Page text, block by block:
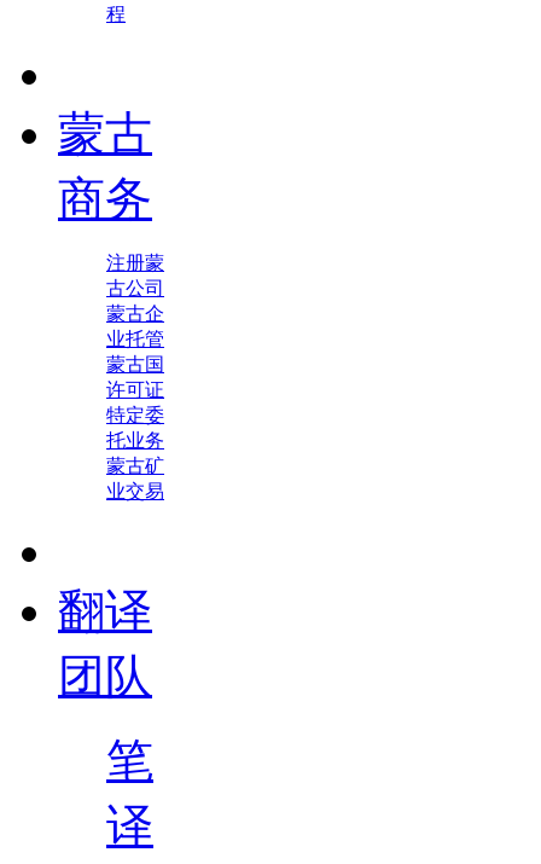
程
蒙古
商务
注册蒙
古公司
蒙古企
业托管
蒙古国
许可证
特定委
托业务
蒙古矿
业交易
翻译
团队
笔
译